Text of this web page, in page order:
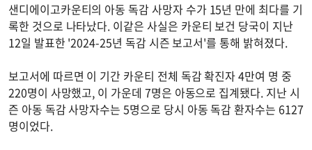
샌디에이고카운티의 아동 독감 사망자 수가 15년 만에 최다를 기
록한 것으로 나타났다. 이같은 사실은 카운티 보건 당국이 지난
12일 발표한 '2024-25년 독감 시즌 보고서'를 통해 밝혀졌다.
보고서에 따르면 이 기간 카운티 전체 독감 확진자 4만여 명 중
220명이 사망했고, 이 가운데 7명은 아동으로 집계됐다. 지난 시
즌 아동 독감 사망자수는 5명으로 당시 아동 독감 환자수는 6127
명이었다.